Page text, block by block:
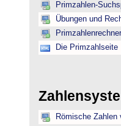
Primzahlen-
Übungen und
Primzahlenrechner
Die Primzahlseite
Römische Zahlen